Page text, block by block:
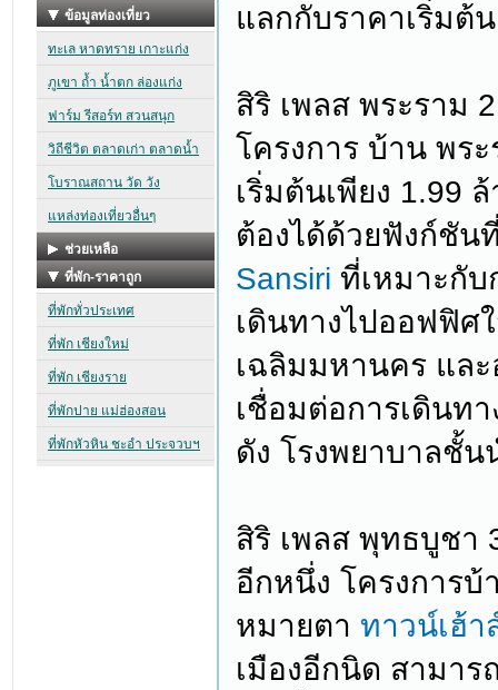
แลกกับราคาเริ่มต้
สิริ เพลส พระราม
โครงการ บ้าน พร
เริ่มต้นเพียง 1.99
ต้องได้ด้วยฟังก์ชัน
Sansiri ที่เหมาะกับ
เดินทางไปออฟฟิศ
เฉลิมมหานคร แล
เชื่อมต่อการเดินท
ดัง โรงพยาบาลชั้
สิริ เพลส พุทธบูชา
อีกหนึ่ง โครงการ
หมายตา ทาวน์เฮ้า
เมืองอีกนิด สามา